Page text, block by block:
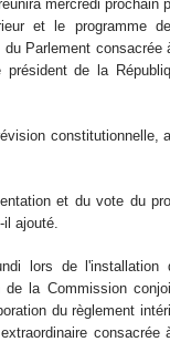
mercredi prochain
et le programme
Parlement consacrée
de la
constitutionnelle,
et du vote du
il ajouté.
lors de l'installation
la Commission
du règlement
consacrée